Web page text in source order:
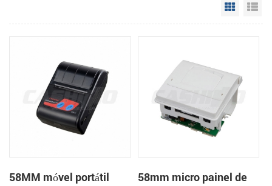
Grid
58MM móvel portátil
58mm micro painel de